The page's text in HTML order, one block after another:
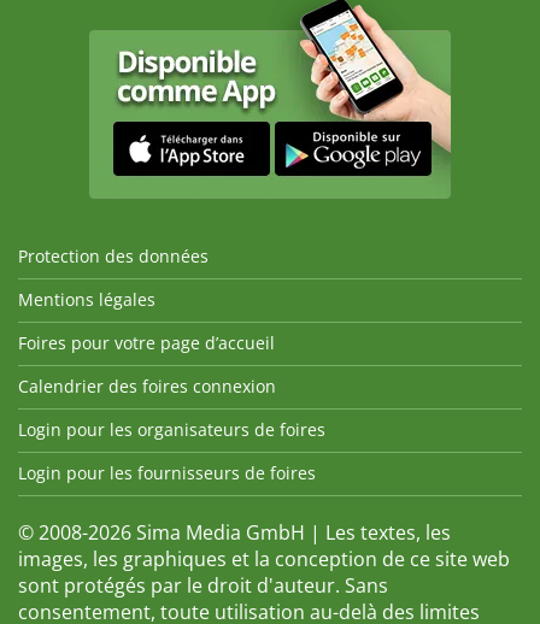
Protection des données
Mentions légales
Foires pour votre page d’accueil
Calendrier des foires connexion
Login pour les organisateurs de foires
Login pour les fournisseurs de foires
© 2008-2026 Sima Media GmbH | Les textes, les
images, les graphiques et la conception de ce site web
sont protégés par le droit d'auteur. Sans
consentement, toute utilisation au-delà des limites